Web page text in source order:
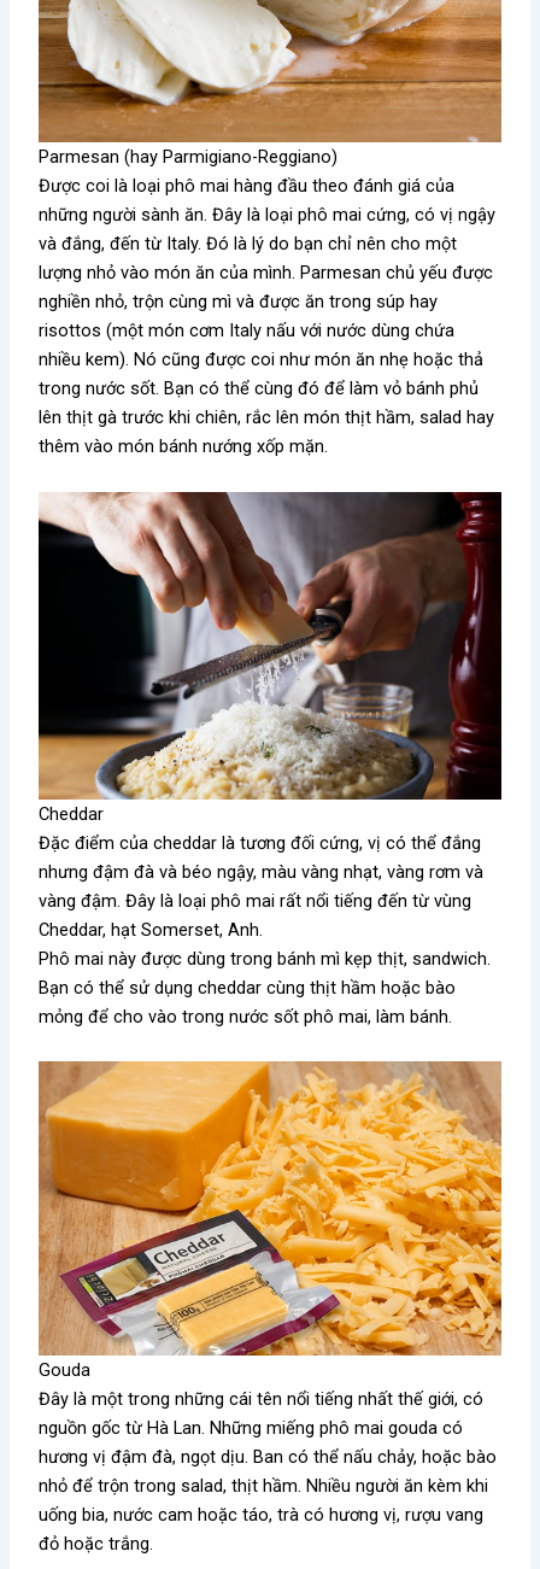
Parmesan (hay Parmigiano-Reggiano)
Được coi là loại phô mai hàng đầu theo đánh giá của
những người sành ăn. Đây là loại phô mai cứng, có vị ngậy
và đắng, đến từ Italy. Đó là lý do bạn chỉ nên cho một
lượng nhỏ vào món ăn của mình. Parmesan chủ yếu được
nghiền nhỏ, trộn cùng mì và được ăn trong súp hay
risottos (một món cơm Italy nấu với nước dùng chứa
nhiều kem). Nó cũng được coi như món ăn nhẹ hoặc thả
trong nước sốt. Bạn có thể cùng đó để làm vỏ bánh phủ
lên thịt gà trước khi chiên, rắc lên món thịt hầm, salad hay
thêm vào món bánh nướng xốp mặn.
Cheddar
Đặc điểm của cheddar là tương đối cứng, vị có thể đắng
nhưng đậm đà và béo ngậy, màu vàng nhạt, vàng rơm và
vàng đậm. Đây là loại phô mai rất nổi tiếng đến từ vùng
Cheddar, hạt Somerset, Anh.
Phô mai này được dùng trong bánh mì kẹp thịt, sandwich.
Bạn có thể sử dụng cheddar cùng thịt hầm hoặc bào
mỏng để cho vào trong nước sốt phô mai, làm bánh.
Gouda
Đây là một trong những cái tên nổi tiếng nhất thế giới, có
nguồn gốc từ Hà Lan. Những miếng phô mai gouda có
hương vị đậm đà, ngọt dịu. Ban có thể nấu chảy, hoặc bào
nhỏ để trộn trong salad, thịt hầm. Nhiều người ăn kèm khi
uống bia, nước cam hoặc táo, trà có hương vị, rượu vang
đỏ hoặc trắng.